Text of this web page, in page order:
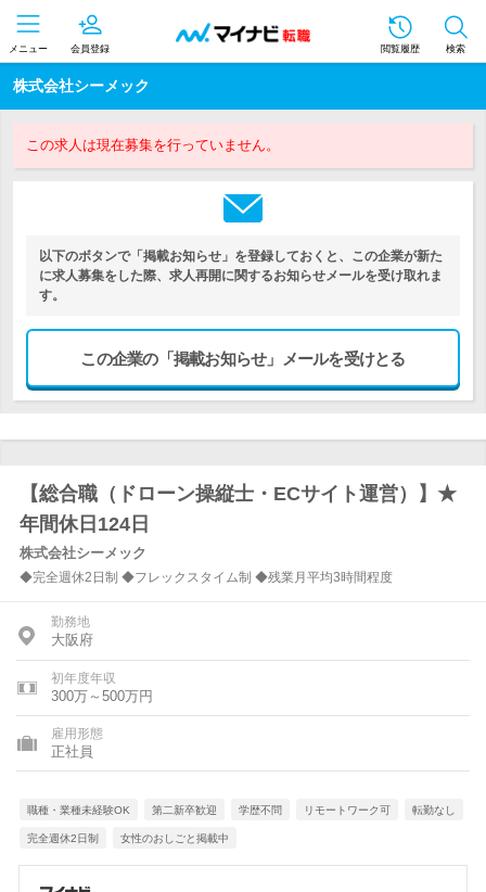
メニュー 会員登録 閲覧履歴 検索
株式会社シーメック
この求人は現在募集を行っていません。
以下のボタンで「掲載お知らせ」を登録しておくと、この企業が新た
に求人募集をした際、求人再開に関するお知らせメールを受け取れま
す。
この企業の「掲載お知らせ」メールを受けとる
【総合職（ドローン操縦士・ECサイト運営）】★
年間休日124日
株式会社シーメック
◆完全週休2日制 ◆フレックスタイム制 ◆残業月平均3時間程度
勤務地
大阪府
初年度年収
300万～500万円
雇用形態
正社員
職種・業種未経験OK 第二新卒歓迎 学歴不問 リモートワーク可 転勤なし
完全週休2日制 女性のおしごと掲載中